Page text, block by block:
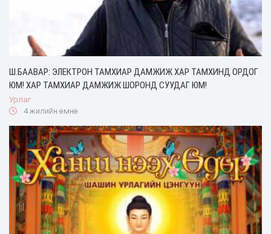
Ш.БААВАР: ЭЛЕКТРОН ТАМХИАР ДАМЖИЖ ХАР ТАМХИНД ОРДОГ
ЮМ! ХАР ТАМХИАР ДАМЖИЖ ШОРОНД СУУДАГ ЮМ!
Урлаг
4 жилийн өмнө